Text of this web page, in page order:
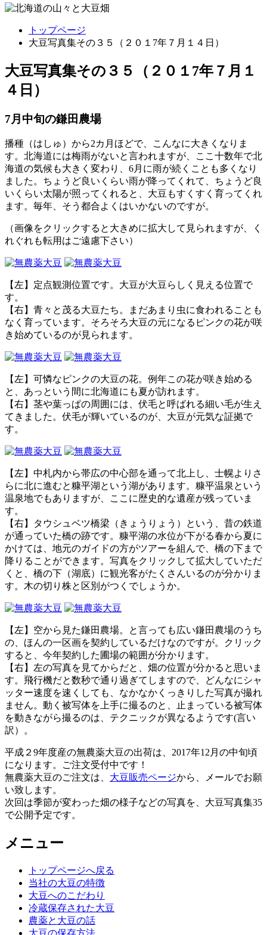
トップページ
大豆写真集その３５（２０１7年７月１４日）
大豆写真集その３５（２０１7年７月１
４日）
7月中旬の鎌田農場
播種（はしゅ）から2カ月ほどで、こんなに大きくなりま
す。北海道には梅雨がないと言われますが、ここ十数年で北
海道の気候も大きく変わり、6月に雨が続くことも多くなり
ました。ちょうど良いくらい雨が降ってくれて、ちょうど良
いくらい太陽が照ってくれると、大豆もすくすく育ってくれ
ます。毎年、そう都合よくはいかないのですが。
（画像をクリックすると大きめに拡大して見られますが、く
れぐれも転用はご遠慮下さい）
【左】定点観測位置です。大豆が大豆らしく見える位置で
す。
【右】青々と茂る大豆たち。まだあまり虫に食われることも
なく育っています。そろそろ大豆の元になるピンクの花が咲
き始めているのが見られます。
【左】可憐なピンクの大豆の花。例年この花が咲き始める
と、あっという間に北海道にも夏が訪れます。
【右】茎や葉っぱの周囲には、伏毛と呼ばれる細い毛が生え
てきました。伏毛が輝いているのが、大豆が元気な証拠で
す。
【左】中札内から帯広の中心部を通って北上し、士幌よりさ
らに北に進むと糠平湖という湖があります。糠平温泉という
温泉地でもありますが、ここに歴史的な遺産が残っていま
す。
【右】タウシュベツ橋梁（きょうりょう）という、昔の鉄道
が通っていた橋の跡です。糠平湖の水位が下がる春から夏に
かけては、地元のガイドの方がツアーを組んで、橋の下まで
降りることができます。写真をクリックして拡大していただ
くと、橋の下（湖底）に観光客がたくさんいるのが分かりま
す。木の切り株と区別がつくでしょうか。
【左】空から見た鎌田農場。と言っても広い鎌田農場のうち
の、ほんの一区画を契約しているだけなのですが。クリック
すると、今年契約した圃場の範囲が分かります。
【右】左の写真を見てからだと、畑の位置が分かると思いま
す。飛行機だと数秒で通り過ぎてしますので、どんなにシャ
ッター速度を速くしても、なかなかくっきりした写真が撮れ
ません。動く被写体を上手に撮るのと、止まっている被写体
を動きながら撮るのは、テクニックが異なるようです(言い
訳）。
平成２9年度産の無農薬大豆の出荷は、2017年12月の中旬頃
になります。ご注文受付中です！
無農薬大豆のご注文は、 大豆販売ページから、メールでお願
い致します。
次回は季節が変わった畑の様子などの写真を、大豆写真集35
で公開予定です。
メニュー
トップページへ戻る
当社の大豆の特徴
大豆へのこだわり
冷蔵保存された大豆
農薬と大豆の話